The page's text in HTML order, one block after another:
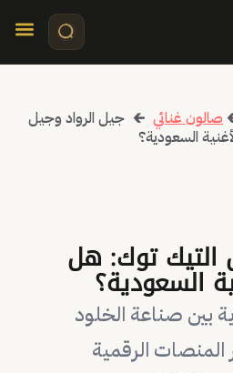
صالون غنائي 🡰 جيل الرواد وجيل
السعودية؟
التيك توك: هل
السعودية؟
بين صناعة الخلود
الرقمية